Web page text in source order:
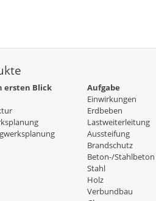
ersten Blick
Aufgabe
Einwirkungen
Erdbeben
Lastweiterleitung
Aussteifung
Brandschutz
Beton-/Stahlbeton
Stahl
Holz
Verbundbau